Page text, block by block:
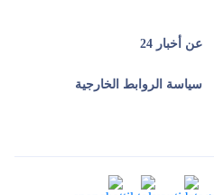
عن أخبار 24
سياسة الروابط الخارجية